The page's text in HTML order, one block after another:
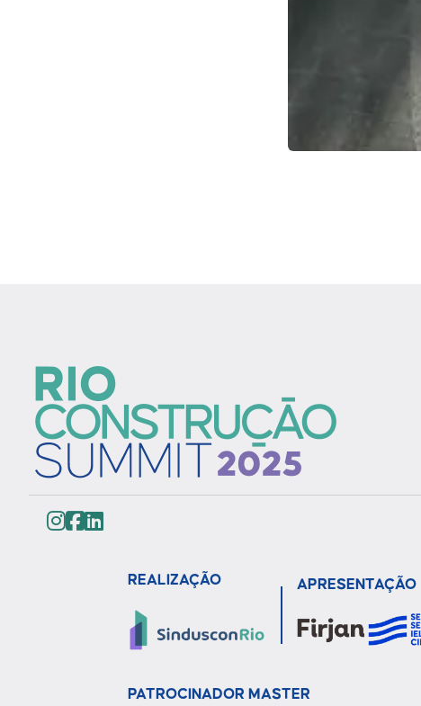
REALIZAÇÃO APRESENTAÇÃO
PATROCINADOR MASTER